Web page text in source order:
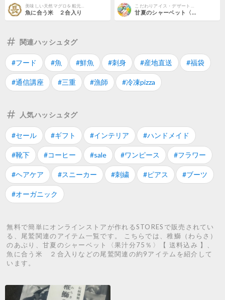
魚に合う米 ２合入り
関連ハッシュタグ
#フード #魚 #鮮魚 #刺身 #産地直送 #福袋
#通信講座 #三重 #漁師 #冷凍pizza
人気ハッシュタグ
#セール #ギフト #インテリア #ハンドメイド
#靴下 #コーヒー #sale #ワンピース #フラワー
#ヘアケア #スニーカー #刺繍 #ピアス #ブーツ
#オーガニック
無料で簡単にオンラインストアが作れるSTORESで販売されてい
る、尾鷲関連のアイテム一覧です。 こちらでは、稚鰤（わらさ）
のあぶり、甘夏のシャーベット〈果汁分75％〉【 送料込み 】、
魚に合う米 ２合入りなどの尾鷲関連の約9アイテムを紹介して
います。